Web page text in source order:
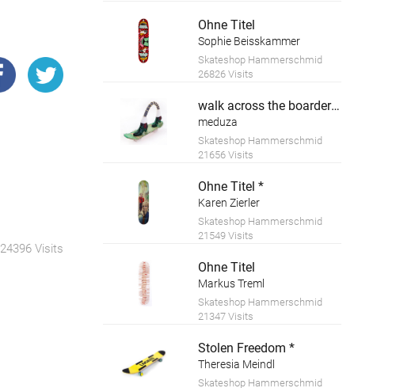
24396 Visits
Ohne Titel
Sophie Beisskammer
Skateshop Hammerschmid
26826 Visits
walk across the boarderline - go crazy *
meduza
Skateshop Hammerschmid
21656 Visits
Ohne Titel *
Karen Zierler
Skateshop Hammerschmid
21549 Visits
Ohne Titel
Markus Treml
Skateshop Hammerschmid
21347 Visits
Stolen Freedom *
Theresia Meindl
Skateshop Hammerschmid